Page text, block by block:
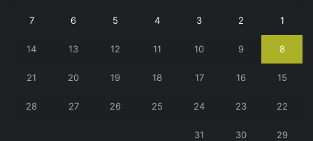
1
2
3
4
5
6
7
8
9
10
11
12
13
14
15
16
17
18
19
20
21
22
23
24
25
26
27
28
29
30
31